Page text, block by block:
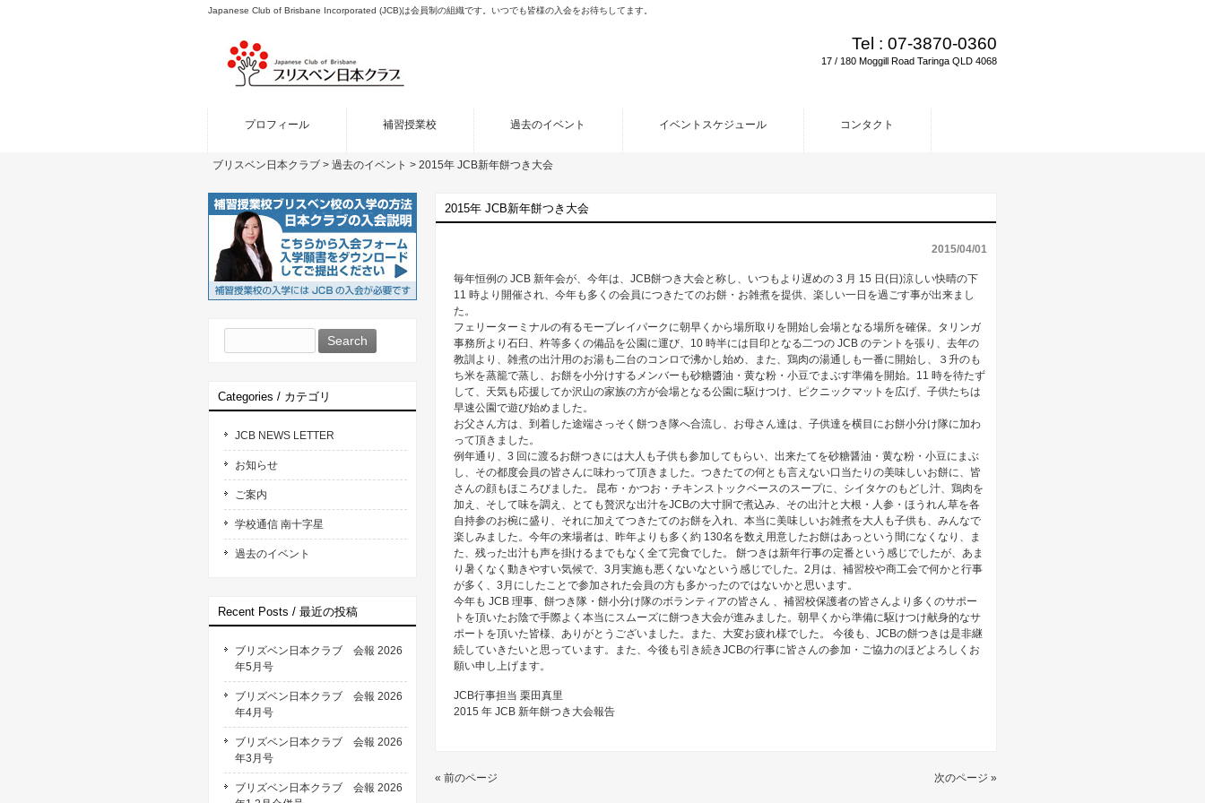
Japanese Club of Brisbane Incorporated (JCB)は会員制の組織です。いつでも皆様の入会をお待ちしてます。
Tel : 07-3870-0360
17 / 180 Moggill Road Taringa QLD 4068
プロフィール 補習授業校 過去のイベント イベントスケジュール コンタクト
ブリスベン日本クラブ > 過去のイベント > 2015年 JCB新年餅つき大会
2015年 JCB新年餅つき大会
2015/04/01
毎年恒例の JCB 新年会が、今年は、JCB餅つき大会と称し、いつもより遅めの 3 月 15 日(日)涼しい快晴の下
11 時より開催され、今年も多くの会員につきたてのお餅・お雑煮を提供、楽しい一日を過ごす事が出来まし
た。
フェリーターミナルの有るモーブレイパークに朝早くから場所取りを開始し会場となる場所を確保。タリンガ
事務所より石臼、杵等多くの備品を公園に運び、10 時半には目印となる二つの JCB のテントを張り、去年の
教訓より、雑煮の出汁用のお湯も二台のコンロで沸かし始め、また、鶏肉の湯通しも一番に開始し、３升のも
ち米を蒸籠で蒸し、お餅を小分けするメンバーも砂糖醬油・黄な粉・小豆でまぶす準備を開始。11 時を待たず
して、天気も応援してか沢山の家族の方が会場となる公園に駆けつけ、ピクニックマットを広げ、子供たちは
早速公園で遊び始めました。
お父さん方は、到着した途端さっそく餅つき隊へ合流し、お母さん達は、子供達を横目にお餅小分け隊に加わ
って頂きました。
例年通り、3 回に渡るお餅つきには大人も子供も参加してもらい、出来たてを砂糖醤油・黄な粉・小豆にまぶ
し、その都度会員の皆さんに味わって頂きました。つきたての何とも言えない口当たりの美味しいお餅に、皆
さんの顔もほころびました。 昆布・かつお・チキンストックベースのスープに、シイタケのもどし汁、鶏肉を
加え、そして味を調え、とても贅沢な出汁をJCBの大寸胴で煮込み、その出汁と大根・人参・ほうれん草を各
自持参のお椀に盛り、それに加えてつきたてのお餅を入れ、本当に美味しいお雑煮を大人も子供も、みんなで
楽しみました。今年の来場者は、昨年よりも多く約 130名を数え用意したお餅はあっという間になくなり、ま
た、残った出汁も声を掛けるまでもなく全て完食でした。 餅つきは新年行事の定番という感じでしたが、あま
り暑くなく動きやすい気候で、3月実施も悪くないなという感じでした。2月は、補習校や商工会で何かと行事
が多く、3月にしたことで参加された会員の方も多かったのではないかと思います。
今年も JCB 理事、餅つき隊・餅小分け隊のボランティアの皆さん 、補習校保護者の皆さんより多くのサポー
トを頂いたお陰で手際よく本当にスムーズに餅つき大会が進みました。朝早くから準備に駆けつけ献身的なサ
ポートを頂いた皆様、ありがとうございました。また、大変お疲れ様でした。 今後も、JCBの餅つきは是非継
続していきたいと思っています。また、今後も引き続きJCBの行事に皆さんの参加・ご協力のほどよろしくお
願い申し上げます。
JCB行事担当 栗田真里
2015 年 JCB 新年餅つき大会報告
« 前のページ 次のページ »
for:
Categories / カテゴリ
JCB NEWS LETTER
お知らせ
ご案内
学校通信 南十字星
過去のイベント
Recent Posts / 最近の投稿
ブリズベン日本クラブ 会報 2026
年5月号
ブリズベン日本クラブ 会報 2026
年4月号
ブリズベン日本クラブ 会報 2026
年3月号
ブリズベン日本クラブ 会報 2026